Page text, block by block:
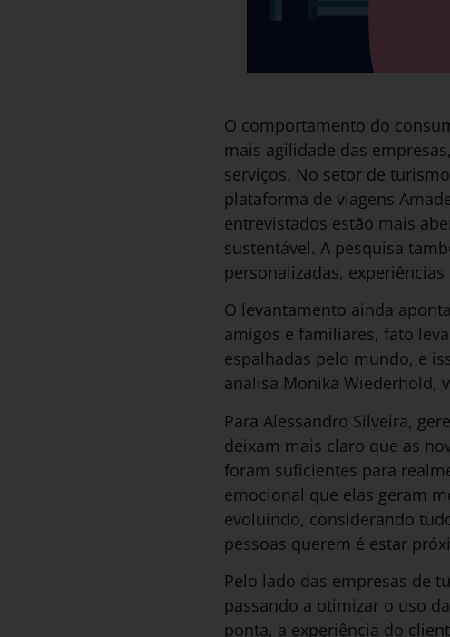
O comportamento do
mais agilidade das
serviços. No setor de
plataforma de viagens
entrevistados estão mais
sustentável. A pesquisa
personalizadas,
O levantamento ainda
amigos e familiares, fato
espalhadas pelo mundo, e
analisa Monika Wiederhold,
Para Alessandro Silveira,
deixam mais claro que as
foram suficientes para
emocional que elas geram
evoluindo, considerando
pessoas querem é estar
Pelo lado das empresas de
passando a otimizar o uso
ponta, a experiência do